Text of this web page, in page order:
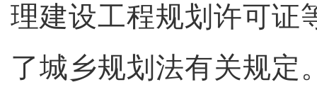
理建设工程规划许可证
了城乡规划法有关规定